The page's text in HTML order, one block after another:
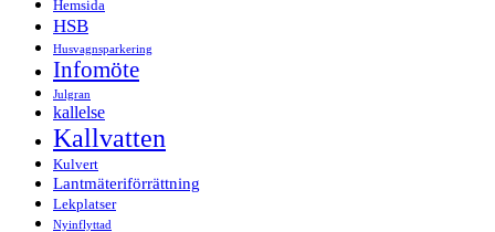
Hemsida
HSB
Husvagnsparkering
Infomöte
Julgran
kallelse
Kallvatten
Kulvert
Lantmäteriförrättning
Lekplatser
Nyinflyttad